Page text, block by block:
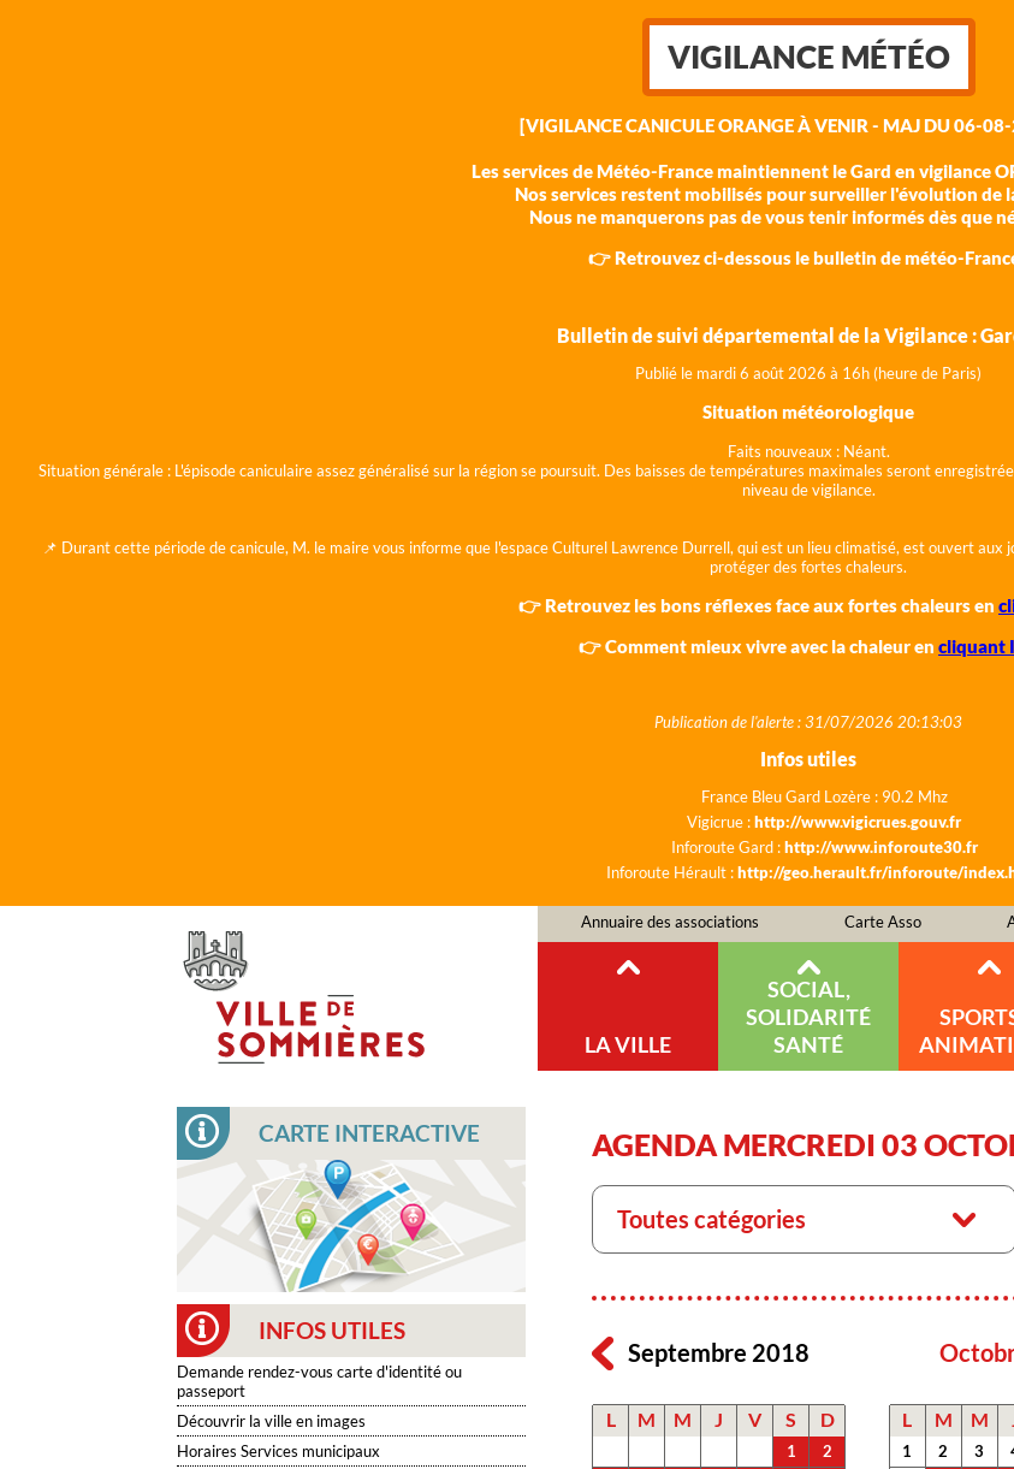
VIGILANCE MÉTÉO
[VIGILANCE CANICULE ORANGE À VENIR - MAJ DU 06-
Les services de Météo-France maintiennent le Gard en vigilance
Nos services restent mobilisés pour surveiller l'évolution de
Nous ne manquerons pas de vous tenir informés dès que
👉 Retrouvez ci-dessous le bulletin de météo-
Bulletin de suivi départemental de la Vigilance :
Publié le mardi 6 août 2026 à 16h (heure de Paris)
Situation météorologique
Faits nouveaux : Néant.
Situation générale : L'épisode caniculaire assez généralisé sur la région se poursuit. Des baisses de températures maximales seront
niveau de vigilance.
📌 Durant cette période de canicule, M. le maire vous informe que l'espace Culturel Lawrence Durrell, qui est un lieu climatisé, est ouvert
protéger des fortes chaleurs.
👉 Retrouvez les bons réflexes face aux fortes chaleurs en
👉 Comment mieux vivre avec la chaleur en cliquant
Publication de l'alerte : 31/07/2026 20:13:03
Infos utiles
France Bleu Gard Lozère : 90.2 Mhz
Vigicrue :http://www.vigicrues.gouv.fr
Inforoute Gard :http://www.inforoute30.fr
Inforoute Hérault :http://geo.herault.fr/inforoute/
Annuaire des associations Carte Asso
LA VILLE
SOCIAL,
SOLIDARITÉ
SANTÉ
CARTE INTERACTIVE
INFOS UTILES
Demande rendez-vous carte d'identité ou
passeport
Découvrir la ville en images
Horaires Services municipaux
AGENDA MERCREDI 03
Toutes catégories
Septembre 2018
L M M J V S D
1
2
L M M
1 2 3